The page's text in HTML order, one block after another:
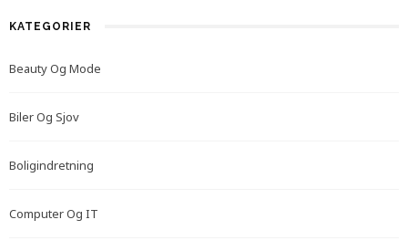
KATEGORIER
Beauty Og Mode
Biler Og Sjov
Boligindretning
Computer Og IT